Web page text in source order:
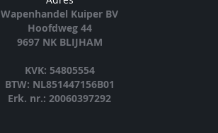
Wapenhandel Kuiper BV
Hoofdweg 44
9697 NK BLIJHAM
KVK: 54805554
BTW: NL851447156B01
Erk. nr.: 20060397292